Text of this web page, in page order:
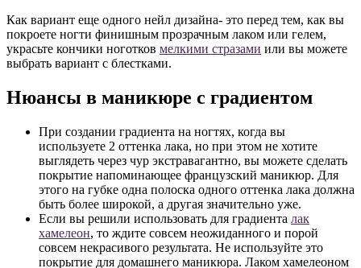
Как вариант еще одного нейл дизайна- это перед тем, как вы
покроете ногти финишным прозрачным лаком или гелем,
украсьте кончики ноготков мелкими стразами или вы можете
выбрать вариант с блестками.
Нюансы в маникюре с градиентом
При создании градиента на ногтях, когда вы
используете 2 оттенка лака, но при этом не хотите
выглядеть через чур экстравагантно, вы можете сделать
покрытие напоминающее французский маникюр. Для
этого на губке одна полоска одного оттенка лака должна
быть более широкой, а другая значительно уже.
Если вы решили использовать для градиента лак
хамелеон, то ждите совсем неожиданного и порой
совсем некрасивого результата. Не используйте это
покрытие для домашнего маникюра. Лаком хамелеоном